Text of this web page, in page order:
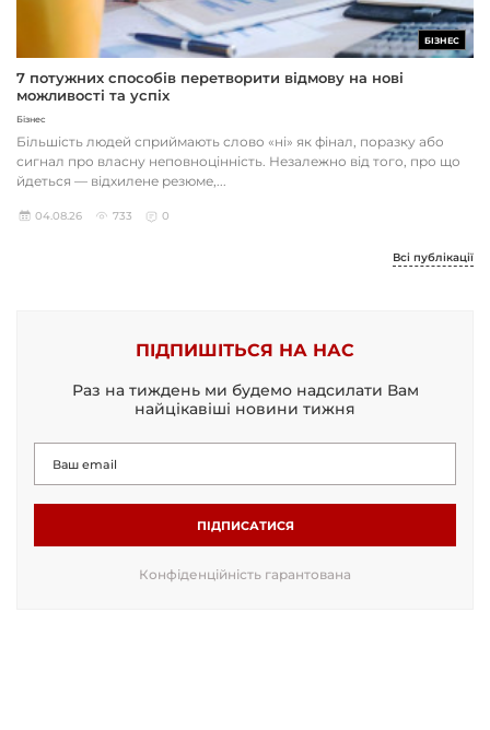
БІЗНЕС
7 потужних способів перетворити відмову на нові
можливості та успіх
Бізнес
Більшість людей сприймають слово «ні» як фінал, поразку або
сигнал про власну неповноцінність. Незалежно від того, про що
йдеться — відхилене резюме,...
04.08.26 733 0
Всі публікації
ПІДПИШІТЬСЯ НА НАС
Раз на тиждень ми будемо надсилати Вам
найцікавіші новини тижня
ПІДПИСАТИСЯ
Конфіденційність гарантована